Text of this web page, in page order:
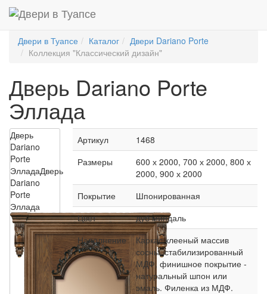
Двери в Туапсе Каталог
Двери Dariano Porte
Коллекция "Классический дизайн"
Дверь Dariano Porte
Эллада
Дверь
Dariano
Porte
ЭлладаДверь
Dariano
Porte
Эллада
Артикул
1468
Размеры
600 х 2000, 700 х 2000, 800 х
2000, 900 х 2000
Покрытие
Шпонированная
Цвет
дуб миндаль
Наполнение
Каркас клееный массив
сосны, стабилизированный
МДФ, финишное покрытие -
натуральный шпон или
эмаль. Филенка из МДФ.